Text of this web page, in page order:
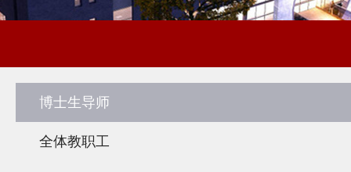
博士生导师
全体教职工